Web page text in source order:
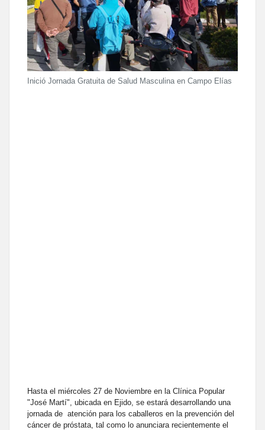
Inició Jornada Gratuita de Salud Masculina en Campo Elías
Hasta el miércoles 27 de Noviembre en la Clínica Popular
"José Martí", ubicada en Ejido, se estará desarrollando una
jornada de atención para los caballeros en la prevención del
cáncer de próstata, tal como lo anunciara recientemente el